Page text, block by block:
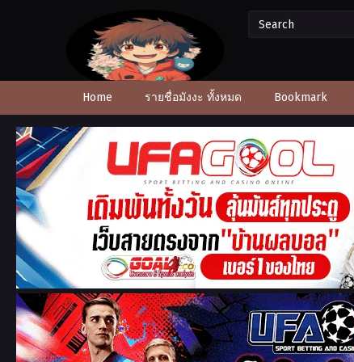
Home รายชื่อมังงะ ทั้งหมด Bookmark